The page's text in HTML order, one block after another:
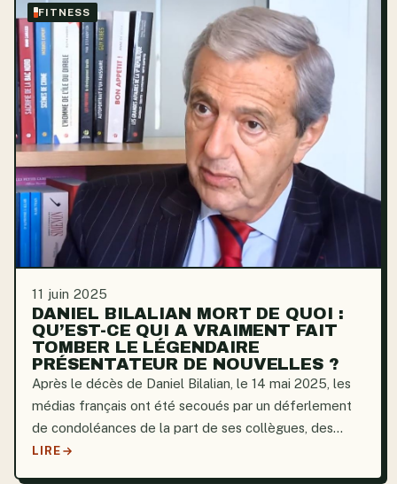
FITNESS
11 juin 2025
DANIEL BILALIAN MORT DE QUOI :
QU’EST-CE QUI A VRAIMENT FAIT
TOMBER LE LÉGENDAIRE
PRÉSENTATEUR DE NOUVELLES ?
Après le décès de Daniel Bilalian, le 14 mai 2025, les
médias français ont été secoués par un déferlement
de condoléances de la part de ses collègues, des
responsables politiques et des téléspectateurs. Son
LIRE